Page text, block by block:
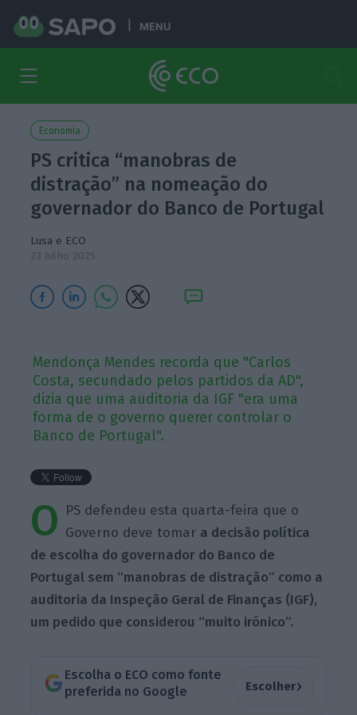
MENU
Economia
PS critica “manobras de
distração” na nomeação do
governador do Banco de Portugal
Lusa e ECO
23 Julho 2025
Mendonça Mendes recorda que "Carlos
Costa, secundado pelos partidos da AD",
dizia que uma auditoria da IGF "era uma
forma de o governo querer controlar o
Banco de Portugal".
O PS defendeu esta quarta-feira que o
Governo deve tomar a decisão política
de escolha do governador do Banco de
Portugal sem “manobras de distração” como a
auditoria da Inspeção Geral de Finanças (IGF),
um pedido que considerou “muito irónico”.
Escolha o ECO como fonte
preferida no Google
Escolher›